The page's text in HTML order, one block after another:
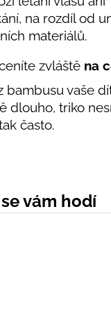
na rozdíl od
materiálů.
zvláště na
bambusu vaše
dlouho, triko
často.